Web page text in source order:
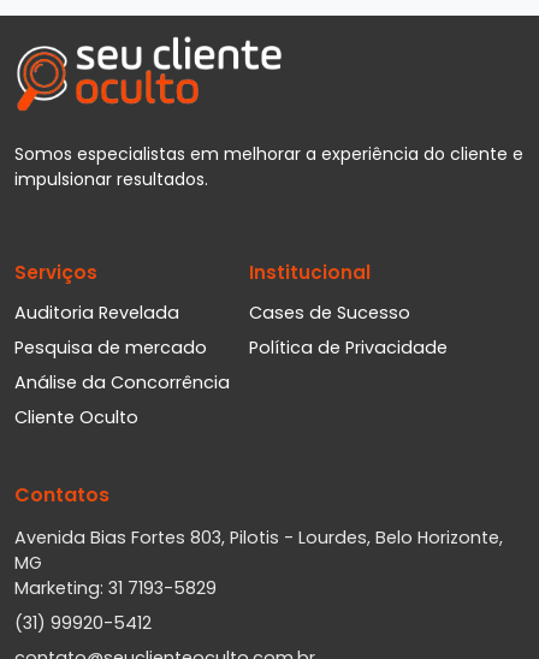
Somos especialistas em melhorar a experiência do cliente e
impulsionar resultados.
Serviços
Auditoria Revelada
Pesquisa de mercado
Análise da Concorrência
Cliente Oculto
Institucional
Cases de Sucesso
Política de Privacidade
Contatos
Avenida Bias Fortes 803, Pilotis - Lourdes, Belo Horizonte,
MG
Marketing: 31 7193-5829
(31) 99920-5412